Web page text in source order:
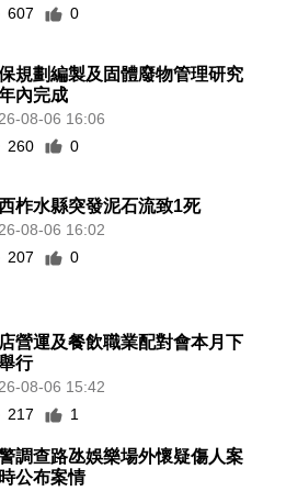
607
0
規劃編製及固體廢物管理研究
內完成
08-06 16:06
260
0
柞水縣突發泥石流致1死
08-06 16:02
207
0
營運及餐飲職業配對會本月下
行
08-06 15:42
217
1
調查路氹娛樂場外懷疑傷人案
公布案情